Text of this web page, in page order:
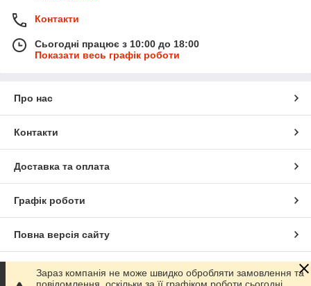
Контакти
Сьогодні працює з 10:00 до 18:00
Показати весь графік роботи
Про нас
Контакти
Доставка та оплата
Графік роботи
Повна версія сайту
Сайт створено на маркетплейсі Prom.ua
Зараз компанія не може швидко обробляти замовлення та